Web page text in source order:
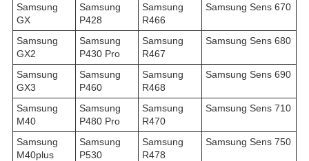
Samsung
GX
Samsung
P428
Samsung
R466
Samsung Sens 670
Samsung
GX2
Samsung
P430 Pro
Samsung
R467
Samsung Sens 680
Samsung
GX3
Samsung
P460
Samsung
R468
Samsung Sens 690
Samsung
M40
Samsung
P480 Pro
Samsung
R470
Samsung Sens 710
Samsung
M40plus
Samsung
P530
Samsung
R478
Samsung Sens 750